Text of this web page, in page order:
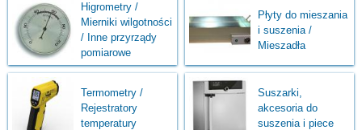
Higrometry /
Mierniki wilgotności
/ Inne przyrządy
pomiarowe
Płyty do mieszania
i suszenia /
Mieszadła
Termometry /
Rejestratory
temperatury
Suszarki,
akcesoria do
suszenia i piece